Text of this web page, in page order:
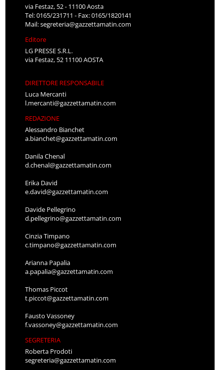
via Festaz, 52 - 11100 Aosta
Tel: 0165/231711 - Fax: 0165/1820141
Mail:segreteria@gazzettamatin.com
Editore
LG PRESSE S.R.L.
via Festaz, 52 11100 AOSTA
DIRETTORE RESPONSABILE
Luca Mercanti
l.mercanti@gazzettamatin.com
REDAZIONE
Alessandro Bianchet
a.bianchet@gazzettamatin.com
Danila Chenal
d.chenal@gazzettamatin.com
Erika David
e.david@gazzettamatin.com
Davide Pellegrino
d.pellegrino@gazzettamatin.com
Cinzia Timpano
c.timpano@gazzettamatin.com
Arianna Papalia
a.papalia@gazzettamatin.com
Thomas Piccot
t.piccot@gazzettamatin.com
Fausto Vassoney
f.vassoney@gazzettamatin.com
SEGRETERIA
Roberta Prodoti
segreteria@gazzettamatin.com